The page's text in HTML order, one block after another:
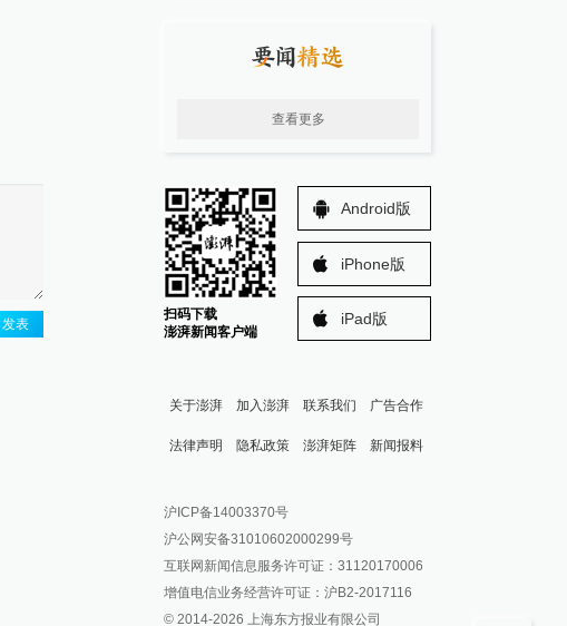
发表
查看更多
扫码下载
澎湃新闻客户端
Android版
iPhone版
iPad版
关于澎湃 加入澎湃 联系我们 广告合作
法律声明 隐私政策 澎湃矩阵
澎湃新闻公众号
澎湃新闻抖音号
派生万物开放平台
IP SHANGHAI
新闻报料
报料邮箱: news@thepaper.cn
沪ICP备14003370号
沪公网安备31010602000299号
互联网新闻信息服务许可证：31120170006
增值电信业务经营许可证：沪B2-2017116
© 2014-2026 上海东方报业有限公司